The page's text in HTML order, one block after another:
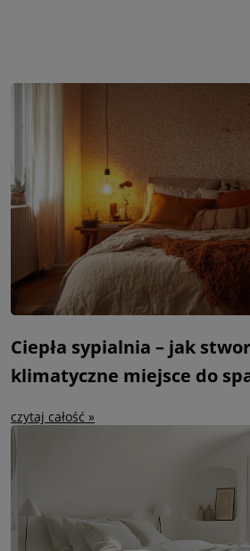
Ciepła sypialnia – jak
klimatyczne miejsce do
czytaj całość »